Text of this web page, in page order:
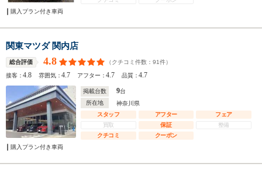
購入プラン付き車両
関東マツダ 関内店
総合評価 4.8 （クチコミ件数： 91件）
接客：4.8 雰囲気：4.7 アフター：4.7 品質：4.7
掲載台数 9台
所在地
神奈川県
スタッフ
アフター
フェア
買取
保証
整備
クチコミ
クーポン
購入プラン付き車両